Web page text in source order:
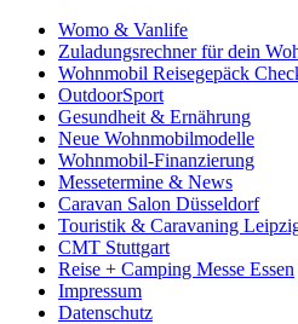
Womo & Vanlife
Zuladungsrechner für dein
Wohnmobil Reisegepäck
OutdoorSport
Gesundheit & Ernährung
Neue Wohnmobilmodelle
Wohnmobil-Finanzierung
Messetermine & News
Caravan Salon Düsseldorf
Touristik & Caravaning
CMT Stuttgart
Reise + Camping Messe Essen
Impressum
Datenschutz